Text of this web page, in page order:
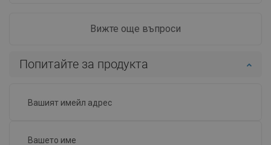
Вижте още въпроси
Попитайте за продукта